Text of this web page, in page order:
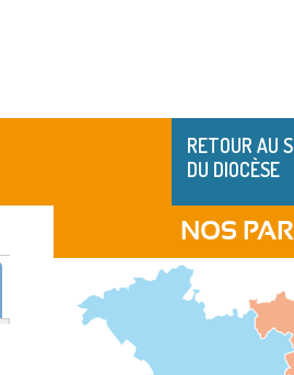
RETOUR AU
DU DIOCÈSE
NOS